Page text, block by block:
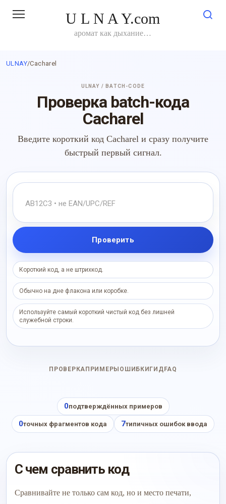
U L N A Y.com
аромат как дыхание…
ULNAY/Cacharel
ULNAY / BATCH-CODE
Проверка batch-кода
Cacharel
Введите короткий код Cacharel и сразу получите
быстрый первый сигнал.
Проверить
Короткий код, а не штрихкод.
Обычно на дне флакона или коробке.
Используйте самый короткий чистый код без лишней
служебной строки.
ПРОВЕРКА ПРИМЕРЫ ОШИБКИ ГИД FAQ
0подтверждённых примеров
0точных фрагментов кода 7типичных ошибок ввода
С чем сравнить код
Сравнивайте не только сам код, но и место печати,